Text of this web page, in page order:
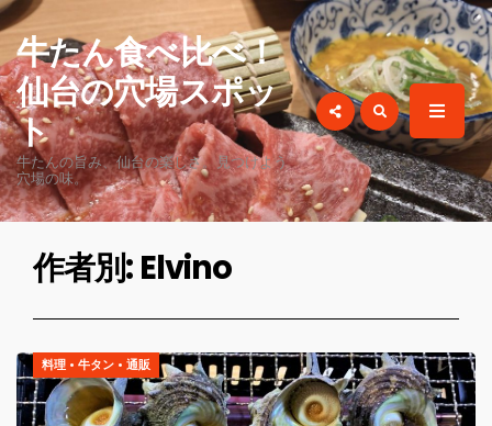
for:
牛たん食べ比べ！
仙台の穴場スポッ
ト
牛たんの旨み、仙台の楽しさ。見つけよう
穴場の味。
作者別:Elvino
料理 • 牛タン • 通販